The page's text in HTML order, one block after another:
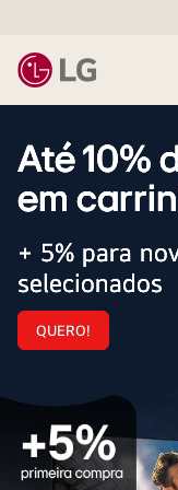
Até 10%
em
+ 5% para
selecionados
Até
10%
<br>
carrinho
QUERO!